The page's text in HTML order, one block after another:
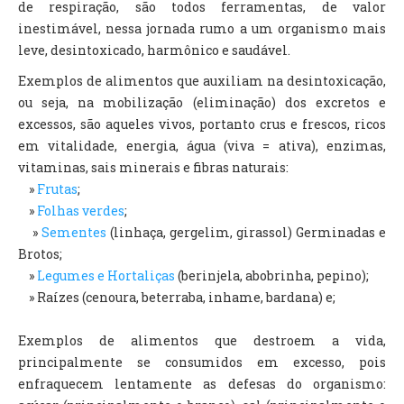
de respiração, são todos ferramentas, de valor
inestimável, nessa jornada rumo a um organismo mais
leve, desintoxicado, harmônico e saudável.
Exemplos de alimentos que auxiliam na desintoxicação,
ou seja, na mobilização (eliminação) dos excretos e
excessos, são aqueles vivos, portanto crus e frescos, ricos
em vitalidade, energia, água (viva = ativa), enzimas,
vitaminas, sais minerais e fibras naturais:
» Frutas;
» Folhas verdes;
» Sementes (linhaça, gergelim, girassol) Germinadas e
Brotos;
» Legumes e Hortaliças (berinjela, abobrinha, pepino);
» Raízes (cenoura, beterraba, inhame, bardana) e;
Exemplos de alimentos que destroem a vida,
principalmente se consumidos em excesso, pois
enfraquecem lentamente as defesas do organismo: